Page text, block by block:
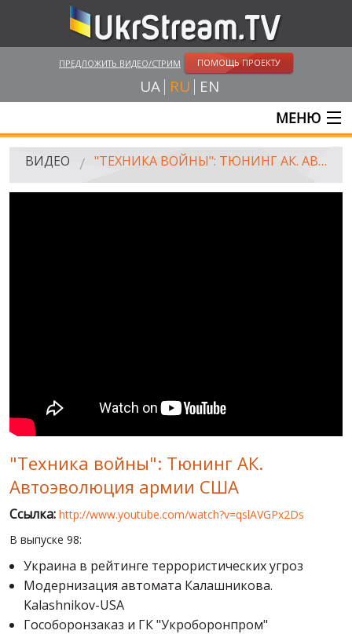
ПРЕДЛОЖИТЬ ВИДЕО/СТРИМ ПОМОЩЬ ПРОЕКТУ
UA RU EN
МЕНЮ
ГЛАВНАЯ
ПУБЛИЧНЫЕ ЛЮДИ
РОССИЙСКО-УКРАИНСКАЯ ВОЙНА
WINTER ON FIRE: UKRAINE'S FIGHT FOR FREEDOM
ХРОНОЛОГИЯ ЄВРОМАЙДАНА
ВИДЕО "ТЕХНИКА ВОЙНЫ": ТЮНИНГ АК. АВТОЭВОЛЮЦИЯ АРМИИ США
"Техника войны": Тюнинг АК.
Автоэволюция армии США
Ссылка: http://www.youtube.com/watch?v=qslAVGPx2Ds
В выпуске 98:
Украина в рейтинге террористических угроз
Модернизация автомата Калашникова.
Kalashnikov-USA
Гособоронзаказ и ГК "Укроборонпром"